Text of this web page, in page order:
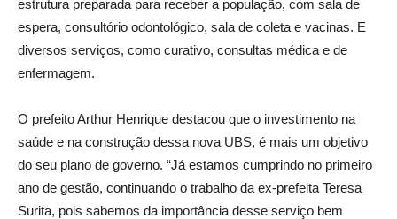
estrutura preparada para receber a população, com sala de
espera, consultório odontológico, sala de coleta e vacinas. E
diversos serviços, como curativo, consultas médica e de
enfermagem.
O prefeito Arthur Henrique destacou que o investimento na
saúde e na construção dessa nova UBS, é mais um objetivo
do seu plano de governo. “Já estamos cumprindo no primeiro
ano de gestão, continuando o trabalho da ex-prefeita Teresa
Surita, pois sabemos da importância desse serviço bem